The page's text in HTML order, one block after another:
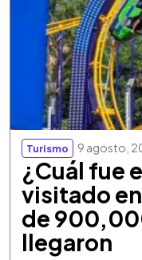
Turismo 9 agosto,
¿Cuál fue
visitado
de
llegaron